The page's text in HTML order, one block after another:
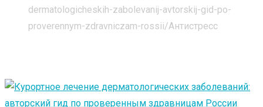
dermatologicheskih-zabolevanij-avtorskij-gid-po-
proverennym-zdravniczam-rossii/Антистресс